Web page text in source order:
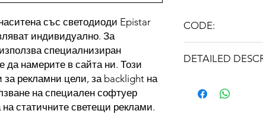
със светодиоди Epistar
индивидуално. За
специалнизиран
да намерите в сайта ни. Този
за рекламни цели, за backlight на
на специален софтуер
статичните светещи реклами.
CODE:
DETAILED
Чип